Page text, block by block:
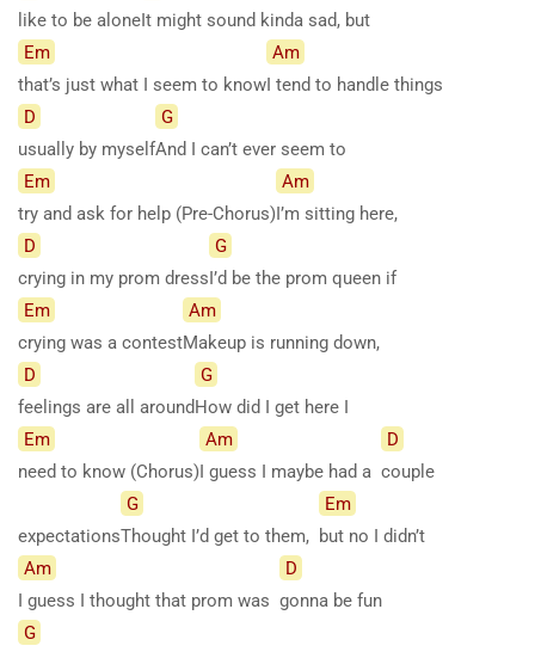
like to be aloneIt might sound kinda sad, but
Em
that’s just what I seem to know
Am
I tend to handle things
D
usually by myself
G
And I can’t ever seem to
Em
try and ask for help (Pre-Chorus)
Am
I’m sitting here,
D
crying in my prom dress
G
I’d be the prom queen if
Em
crying was a contest
Am
Makeup is running down,
D
feelings are all around
G
How did I get here I
Em
need to know (Chorus)
Am
I guess I maybe had a
D
couple
expectations
G
Thought I’d get to them,
Em
but no I didn’t
Am
I guess I thought that prom was
D
gonna be fun
G